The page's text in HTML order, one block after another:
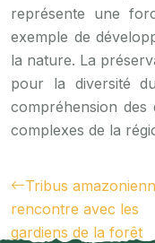
représente une
exemple de
la nature. La
pour la diversité
compréhension des
complexes de la
Tribus
rencontre avec les
gardiens de la forêt